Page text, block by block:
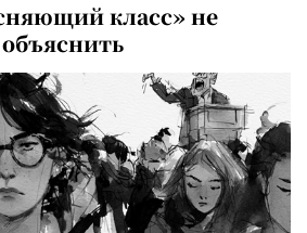
класс» не